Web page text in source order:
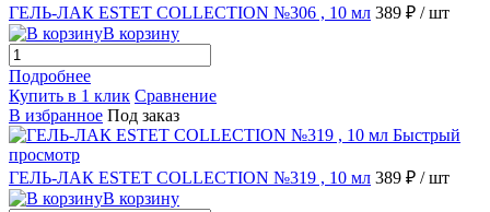
ГЕЛЬ-ЛАК ESTET COLLECTION №306 , 10 мл 389 ₽ / шт
В корзину
Подробнее
Купить в 1 клик Сравнение
В избранное Под заказ
Быстрый
просмотр
ГЕЛЬ-ЛАК ESTET COLLECTION №319 , 10 мл 389 ₽ / шт
В корзину